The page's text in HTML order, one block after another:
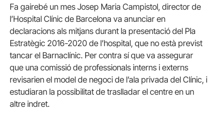
Fa gairebé un mes Josep Maria Campistol, director de
l’Hospital Clínic de Barcelona va anunciar en
declaracions als mitjans durant la presentació del Pla
Estratègic 2016-2020 de l’hospital, que no està previst
tancar el Barnaclínic. Per contra sí que va assegurar
que una comissió de professionals interns i externs
revisarien el model de negoci de l’ala privada del Clínic, i
estudiaran la possibilitat de traslladar el centre en un
altre indret.